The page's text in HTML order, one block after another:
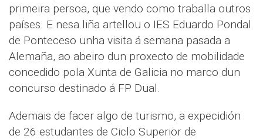
primeira persoa, que vendo como traballa outros
países. E nesa liña artellou o IES Eduardo Pondal
de Ponteceso unha visita á semana pasada a
Alemaña, ao abeiro dun proxecto de mobilidade
concedido pola Xunta de Galicia no marco dun
concurso destinado á FP Dual.
Ademais de facer algo de turismo, a expecidión
de 26 estudantes de Ciclo Superior de